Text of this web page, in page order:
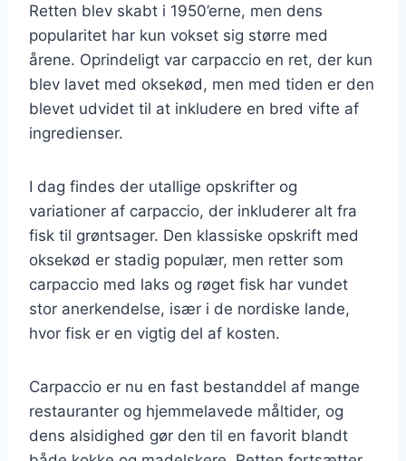
Retten blev skabt i 1950’erne, men dens
popularitet har kun vokset sig større med
årene. Oprindeligt var carpaccio en ret, der kun
blev lavet med oksekød, men med tiden er den
blevet udvidet til at inkludere en bred vifte af
ingredienser.
I dag findes der utallige opskrifter og
variationer af carpaccio, der inkluderer alt fra
fisk til grøntsager. Den klassiske opskrift med
oksekød er stadig populær, men retter som
carpaccio med laks og røget fisk har vundet
stor anerkendelse, især i de nordiske lande,
hvor fisk er en vigtig del af kosten.
Carpaccio er nu en fast bestanddel af mange
restauranter og hjemmelavede måltider, og
dens alsidighed gør den til en favorit blandt